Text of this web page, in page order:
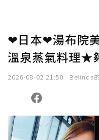
❤日本❤湯布院
溫泉蒸氣料理★
2026-08-02 21:50 Belinda